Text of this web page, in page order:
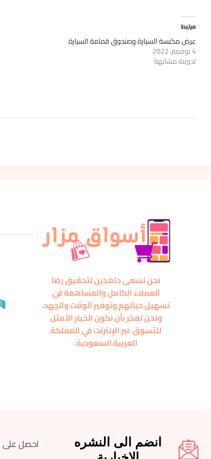
مرتبط
عرض مكنسة السيارة وصندوق قمامة السيارة
4 نوفمبر، 2022
تدوينة مشابهة
نحن نسعى جاهدين لتحقيق رضا
العملاء الكامل والمساهمة في
تسهيل حياتهم وتوفير الوقت والجهد،
ونحن نفخر بأن نكون الخيار الأمثل
للتسوق عبر الإنترنت في المملكة
العربية السعودية.
انضم الى النشره
احصل على